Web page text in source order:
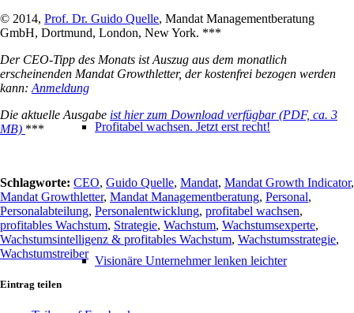
Profitabel wachsen. Jetzt erst recht!
Visionäre Unternehmer lenken leichter
© 2014, Prof. Dr. Guido Quelle, Mandat Managementberatung
GmbH, Dortmund, London, New York. ***
Der CEO-Tipp des Monats ist Auszug aus dem monatlich
erscheinenden Mandat Growthletter, der kostenfrei bezogen werden
kann: Anmeldung
Die aktuelle Ausgabe ist hier zum Download verfügbar (PDF, ca. 3
MB) ***
Schlagworte: CEO, Guido Quelle, Mandat, Mandat Growth Indicator,
Mandat Growthletter, Mandat Managementberatung, Personal,
Personalabteilung, Personalentwicklung, profitabel wachsen,
profitables Wachstum, Strategie, Wachstum, Wachstumsexperte,
Wachstumsintelligenz & profitables Wachstum, Wachstumsstrategie,
Wachstumstreiber
Eintrag teilen